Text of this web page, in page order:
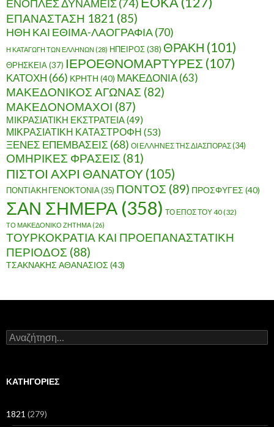
ΕΝΟΠΛΕΣ ΔΥΝΑΜΕΙΣ(74)
ΕΠΑΝΑΣΤΑΣΗ 1821 (85)
ΗΘΗ ΚΑΙ ΕΘΙΜΑ-ΛΑΟΓΡΑΦΙΑ(70)
Η ΚΑΤΑΓΩΓΗ ΤΩΝ ΕΛΛΗΝΩΝ (28) ΗΠΕΙΡΟΣ(38) ΘΡΑΚΗ (101)
ΘΡΗΣΚΕΙΑ(37) ΙΕΡΟΕΘΝΟΜΑΡΤΥΡΕΣ (107)
ΚΑΤΟΧΗ (66) ΚΡΗΤΗ (40) ΜΑΚΕΔΟΝΙΑ(63)
ΜΑΚΕΔΟΝΙΚΟΣ ΑΓΩΝΑΣ (82)
ΜΑΚΕΔΟΝΟΜΑΧΟΙ (87)
ΜΙΚΡΑΣΙΑΤΙΚΗ ΕΚΣΤΡΑΤΕΙΑ(49)
ΜΙΚΡΑΣΙΑΤΙΚΗ ΚΑΤΑΣΤΡΟΦΗ (53)
ΞΕΝΕΣ ΕΠΕΜΒΑΣΕΙΣ (68) ΟΙ ΕΛΛΗΝΕΣ ΤΗΣ ΔΙΑΣΠΟΡΑΣ(34)
ΟΜΗΡΙΚΕΣ ΦΡΑΣΕΙΣ (81)
ΠΙΣΤΟΙ ΑΧΡΙ ΘΑΝΑΤΟΥ (105)
ΠΟΝΤΙΑΚΗ ΓΕΝΟΚΤΟΝΙΑ(35) ΠΟΝΤΟΣ (89) ΠΡΟΣΦΥΓΕΣ (40)
ΣΑΝ ΣΗΜΕΡΑ (358) ΤΟ ΕΠΟΣ ΤΟΥ 40(32)
ΤΟ ΜΑΚΕΔΟΝΙΚΟ ΖΗΤΗΜΑ (26)
ΤΟΥΡΚΟΚΡΑΤΙΑ ΚΑΙ ΠΡΟΕΠΑΝΑΣΤΑΤΙΚΗ
ΠΕΡΙΟΔΟΣ (88)
ΤΣΑΚΝΑΚΗΣ ΑΘΑΝΑΣΙΟΣ (43)
Α
ν
ή
σ
KΑΤΗΓΟΡΊΕΣ
1821 (279)